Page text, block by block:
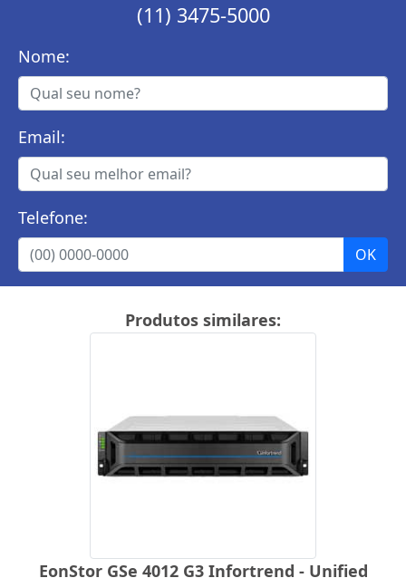
(11) 3475-5000
Nome:
Email:
Telefone:
Produtos similares:
EonStor GSe 4012 G3 Infortrend - Unified